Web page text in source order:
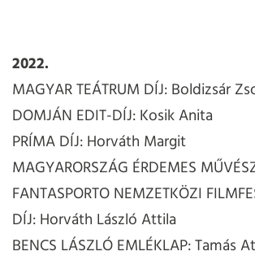
2022.
MAGYAR TEÁTRUM DÍJ: Boldizsár
DOMJÁN EDIT-DÍJ: Kosik Anita
PRÍMA DÍJ: Horváth Margit
MAGYARORSZÁG ÉRDEMES
FANTASPORTO NEMZETKÖZI
DÍJ: Horváth László Attila
BENCS LÁSZLÓ EMLÉKLAP: Tamás